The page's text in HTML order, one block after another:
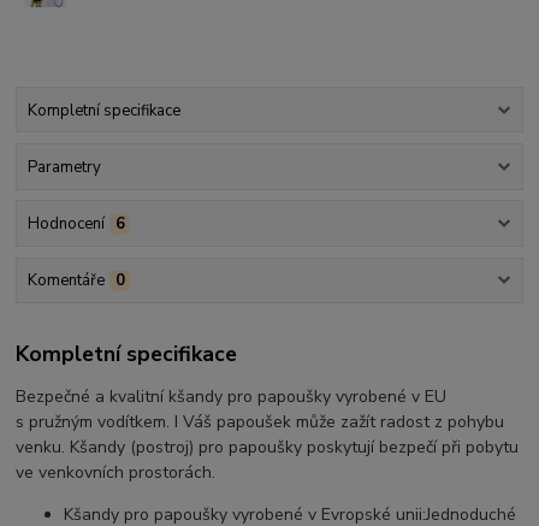
Kompletní specifikace
Parametry
Hodnocení 6
Komentáře 0
Kompletní specifikace
Bezpečné a kvalitní kšandy pro papoušky vyrobené v EU
s pružným vodítkem. I Váš papoušek může zažít radost z pohybu
venku. Kšandy (postroj) pro papoušky poskytují bezpečí při pobytu
ve venkovních prostorách.
Kšandy pro papoušky vyrobené v Evropské unii:Jednoduché